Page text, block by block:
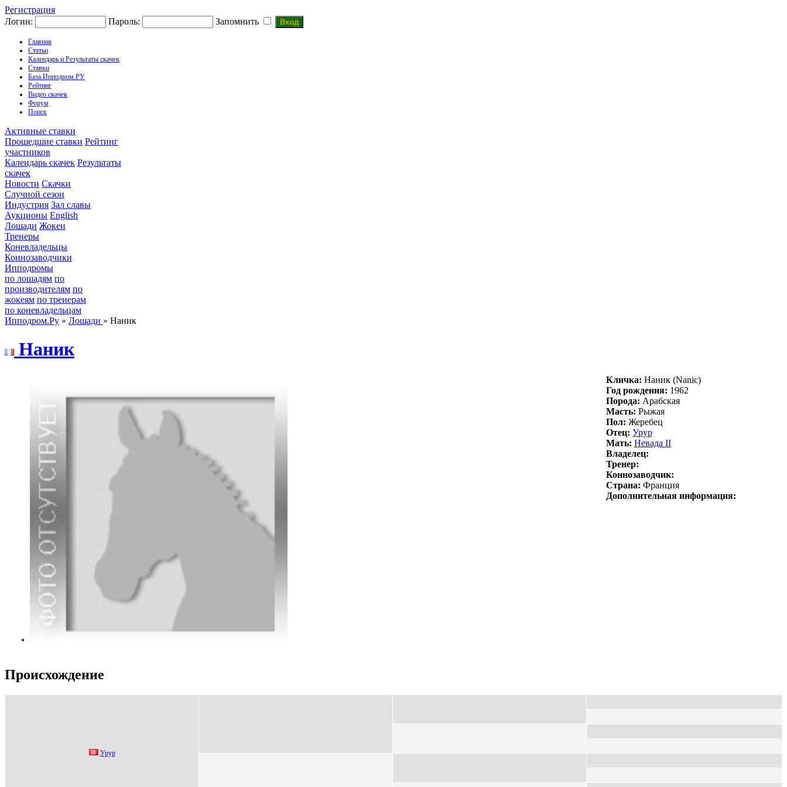
Регистрация
Логин:
Пароль: Запомнить
Главная
Статьи
Календарь и Результаты скачек
Ставки
База Ипподром.РУ
Рейтинг
Видео скачек
Форум
Поиск
Активные ставки
Прошедшие ставки Рейтинг
участников
Календарь скачек Результаты
скачек
Новости Скачки
Случной сезон
Индустрия Зал славы
Аукционы English
Лошади Жокеи
Тренеры
Коневладельцы
Коннозаводчики
Ипподромы
по лошадям по
производителям по
жокеям по тренерам
по коневладельцам
Ипподром.Ру » Лошади » Наник
Наник
Кличка: Наник (Nanic)
Год рождения: 1962
Порода: Арабская
Масть: Рыжая
Пол: Жеребец
Отец: Урур
Мать: Невaдa II
Владелец:
Тренер:
Коннозаводчик:
Страна: Франция
Дополнительная информация:
Происхождение
Урур